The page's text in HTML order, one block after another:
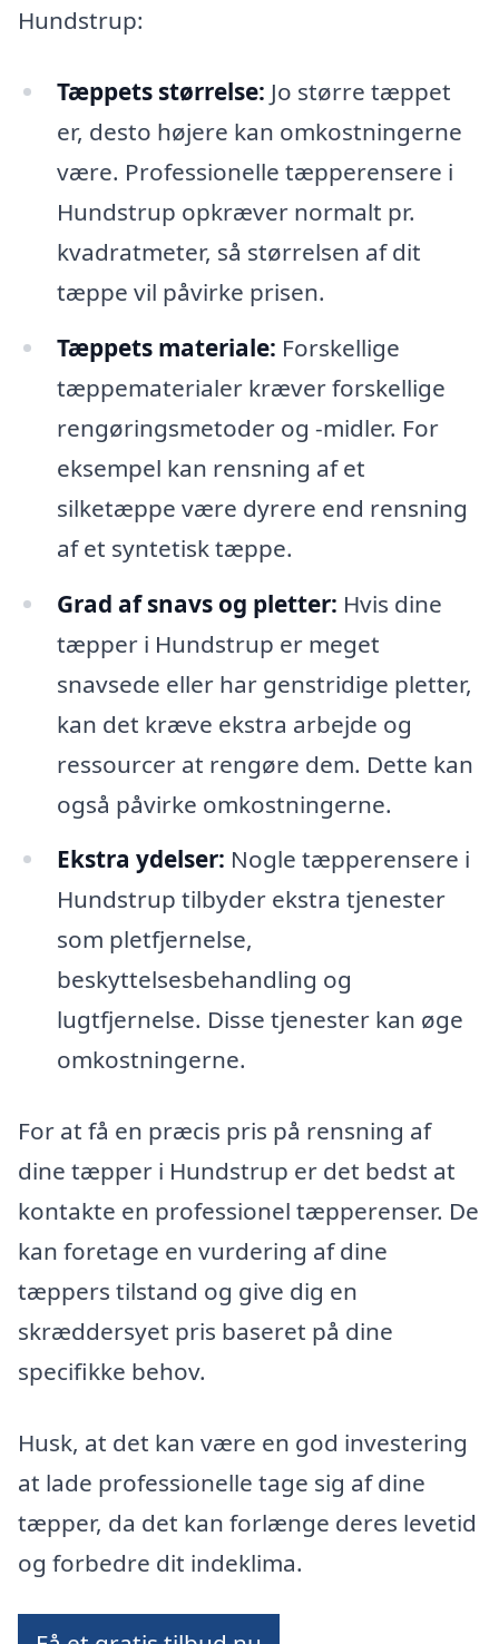
Hundstrup:
Tæppets størrelse: Jo større tæppet
er, desto højere kan omkostningerne
være. Professionelle tæpperensere i
Hundstrup opkræver normalt pr.
kvadratmeter, så størrelsen af dit
tæppe vil påvirke prisen.
Tæppets materiale: Forskellige
tæppematerialer kræver forskellige
rengøringsmetoder og -midler. For
eksempel kan rensning af et
silketæppe være dyrere end rensning
af et syntetisk tæppe.
Grad af snavs og pletter: Hvis dine
tæpper i Hundstrup er meget
snavsede eller har genstridige pletter,
kan det kræve ekstra arbejde og
ressourcer at rengøre dem. Dette kan
også påvirke omkostningerne.
Ekstra ydelser: Nogle tæpperensere i
Hundstrup tilbyder ekstra tjenester
som pletfjernelse,
beskyttelsesbehandling og
lugtfjernelse. Disse tjenester kan øge
omkostningerne.
For at få en præcis pris på rensning af
dine tæpper i Hundstrup er det bedst at
kontakte en professionel tæpperenser. De
kan foretage en vurdering af dine
tæppers tilstand og give dig en
skræddersyet pris baseret på dine
specifikke behov.
Husk, at det kan være en god investering
at lade professionelle tage sig af dine
tæpper, da det kan forlænge deres levetid
og forbedre dit indeklima.